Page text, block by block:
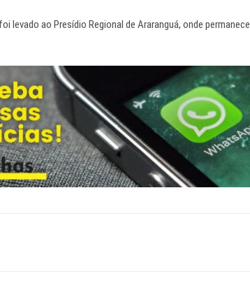
levado ao Presídio Regional de Araranguá, onde